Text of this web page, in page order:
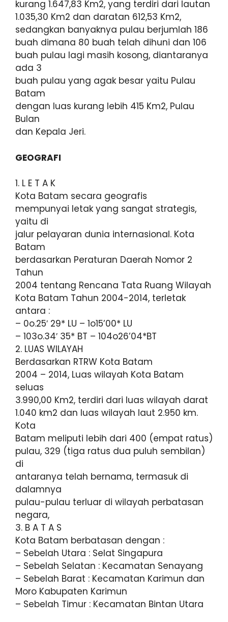
kurang 1.647,83 Km2, yang terdiri dari lautan
1.035,30 Km2 dan daratan 612,53 Km2,
sedangkan banyaknya pulau berjumlah 186
buah dimana 80 buah telah dihuni dan 106
buah pulau lagi masih kosong, diantaranya
ada 3
buah pulau yang agak besar yaitu Pulau
Batam
dengan luas kurang lebih 415 Km2, Pulau
Bulan
dan Kepala Jeri.
GEOGRAFI
1. L E T A K
Kota Batam secara geografis
mempunyai letak yang sangat strategis,
yaitu di
jalur pelayaran dunia internasional. Kota
Batam
berdasarkan Peraturan Daerah Nomor 2
Tahun
2004 tentang Rencana Tata Ruang Wilayah
Kota Batam Tahun 2004-2014, terletak
antara :
– 0o.25′ 29* LU – 1o15’00* LU
– 103o.34′ 35* BT – 104o26’04*BT
2. LUAS WILAYAH
Berdasarkan RTRW Kota Batam
2004 – 2014, Luas wilayah Kota Batam
seluas
3.990,00 Km2, terdiri dari luas wilayah darat
1.040 km2 dan luas wilayah laut 2.950 km.
Kota
Batam meliputi lebih dari 400 (empat ratus)
pulau, 329 (tiga ratus dua puluh sembilan)
di
antaranya telah bernama, termasuk di
dalamnya
pulau-pulau terluar di wilayah perbatasan
negara,
3. B A T A S
Kota Batam berbatasan dengan :
– Sebelah Utara : Selat Singapura
– Sebelah Selatan : Kecamatan Senayang
– Sebelah Barat : Kecamatan Karimun dan
Moro Kabupaten Karimun
– Sebelah Timur : Kecamatan Bintan Utara